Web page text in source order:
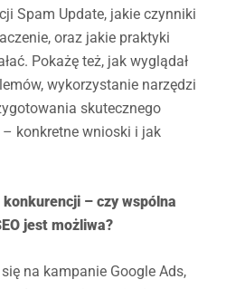
Spam Update, jakie czynniki
oraz jakie praktyki
Pokażę też, jak wyglądał
wykorzystanie narzędzi
skutecznego
konkretne wnioski i jak
– czy wspólna
jest możliwa?
na kampanie Google Ads,